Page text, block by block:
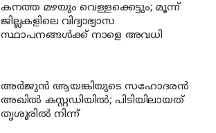
കനത്ത മഴയും വെള്ളക്കെട്ടും; മൂന്ന്‌
ജില്ലകളിലെ വിദ്യാഭ്യാസ
സ്ഥാപനങ്ങള്‍ക്ക് നാളെ അവധി
അര്‍ജുന്‍ ആയങ്കിയുടെ സഹോദരന്‍
അഖില്‍ കസ്റ്റഡിയില്‍; പിടിയിലായത്
തൃശൂരില്‍ നിന്ന്